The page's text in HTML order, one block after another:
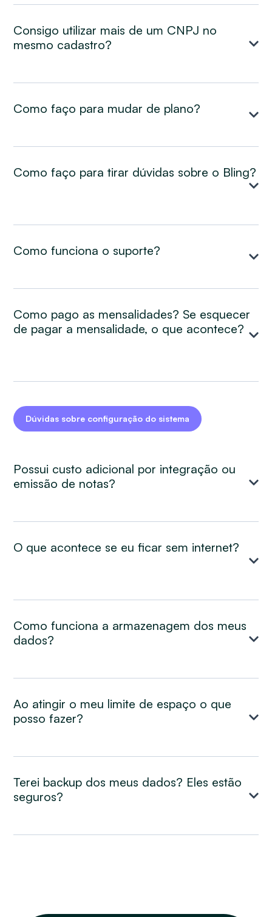
Consigo utilizar mais de um CNPJ no
mesmo cadastro?
Como faço para mudar de plano?
Como faço para tirar dúvidas sobre o Bling?
Como funciona o suporte?
Como pago as mensalidades? Se esquecer
de pagar a mensalidade, o que acontece?
Dúvidas sobre configuração do sistema
Possui custo adicional por integração ou
emissão de notas?
O que acontece se eu ficar sem internet?
Como funciona a armazenagem dos meus
dados?
Ao atingir o meu limite de espaço o que
posso fazer?
Terei backup dos meus dados? Eles estão
seguros?